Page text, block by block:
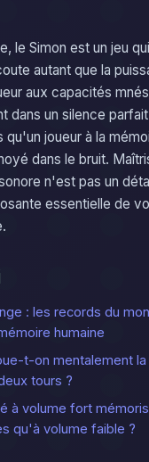
le Simon est un jeu
autant que la
aux capacités
dans un silence
qu'un joueur à la
dans le bruit.
n'est pas un
essentielle de
: les records du
humaine
t-on mentalement
tours ?
à volume fort
qu'à volume faible ?